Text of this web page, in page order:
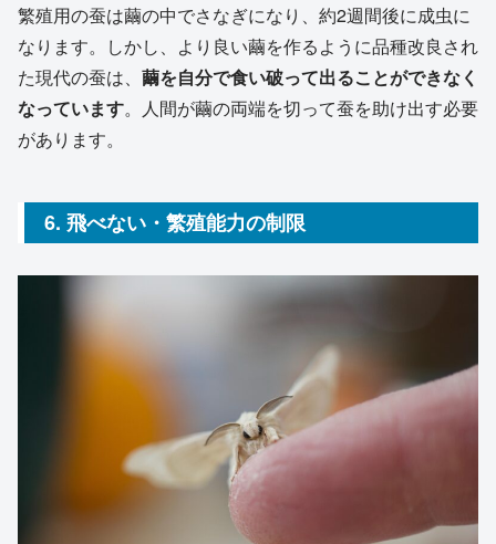
繁殖用の蚕は繭の中でさなぎになり、約2週間後に成虫に
なります。しかし、より良い繭を作るように品種改良され
た現代の蚕は、 繭を自分で食い破って出ることができなく
なっています。人間が繭の両端を切って蚕を助け出す必要
があります。
6. 飛べない・繁殖能力の制限